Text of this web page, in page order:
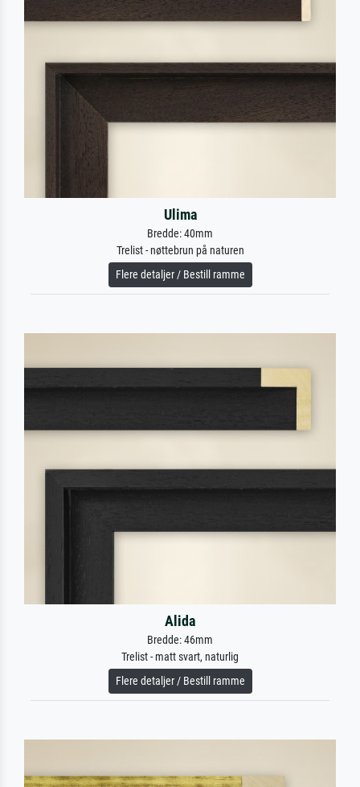
Ulima
Bredde: 40mm
Trelist - nøttebrun på naturen
Flere detaljer / Bestill ramme
Alida
Bredde: 46mm
Trelist - matt svart, naturlig
Flere detaljer / Bestill ramme